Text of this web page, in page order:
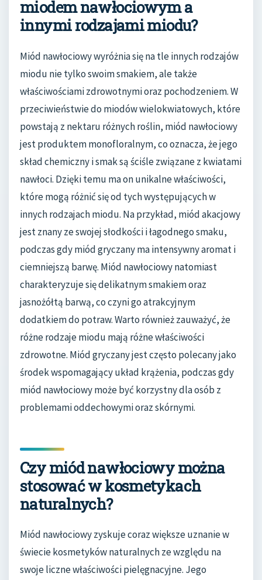
miodem nawłociowym a
innymi rodzajami miodu?
Miód nawłociowy wyróżnia się na tle innych rodzajów
miodu nie tylko swoim smakiem, ale także
właściwościami zdrowotnymi oraz pochodzeniem. W
przeciwieństwie do miodów wielokwiatowych, które
powstają z nektaru różnych roślin, miód nawłociowy
jest produktem monofloralnym, co oznacza, że jego
skład chemiczny i smak są ściśle związane z kwiatami
nawłoci. Dzięki temu ma on unikalne właściwości,
które mogą różnić się od tych występujących w
innych rodzajach miodu. Na przykład, miód akacjowy
jest znany ze swojej słodkości i łagodnego smaku,
podczas gdy miód gryczany ma intensywny aromat i
ciemniejszą barwę. Miód nawłociowy natomiast
charakteryzuje się delikatnym smakiem oraz
jasnożółtą barwą, co czyni go atrakcyjnym
dodatkiem do potraw. Warto również zauważyć, że
różne rodzaje miodu mają różne właściwości
zdrowotne. Miód gryczany jest często polecany jako
środek wspomagający układ krążenia, podczas gdy
miód nawłociowy może być korzystny dla osób z
problemami oddechowymi oraz skórnymi.
Czy miód nawłociowy można
stosować w kosmetykach
naturalnych?
Miód nawłociowy zyskuje coraz większe uznanie w
świecie kosmetyków naturalnych ze względu na
swoje liczne właściwości pielęgnacyjne. Jego